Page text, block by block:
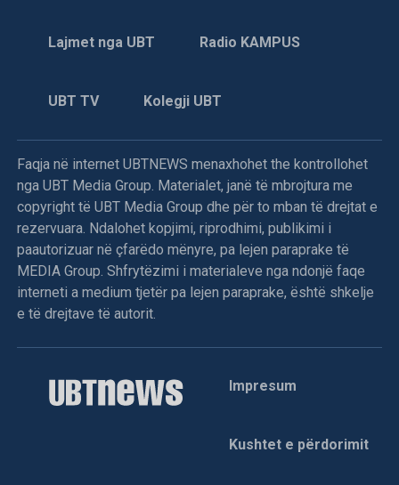
Lajmet nga UBT Radio KAMPUS
UBT TV Kolegji UBT
Faqja në internet UBTNEWS menaxhohet the kontrollohet
nga UBT Media Group. Materialet, janë të mbrojtura me
copyright të UBT Media Group dhe për to mban të drejtat e
rezervuara. Ndalohet kopjimi, riprodhimi, publikimi i
paautorizuar në çfarëdo mënyre, pa lejen paraprake të
MEDIA Group. Shfrytëzimi i materialeve nga ndonjë faqe
interneti a medium tjetër pa lejen paraprake, është shkelje
e të drejtave të autorit.
Impresum
Kushtet e përdorimit